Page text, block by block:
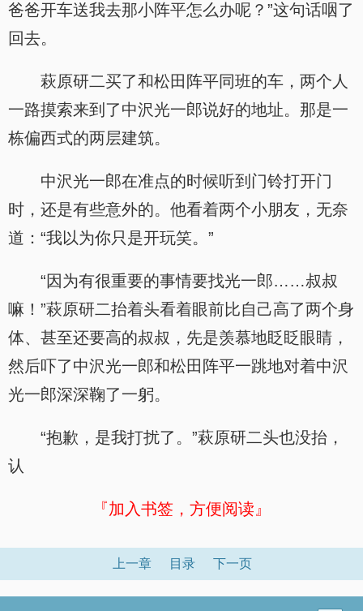
爸爸开车送我去那小阵平怎么办呢？”这句话咽了
回去。
萩原研二买了和松田阵平同班的车，两个人
一路摸索来到了中沢光一郎说好的地址。那是一
栋偏西式的两层建筑。
中沢光一郎在准点的时候听到门铃打开门
时，还是有些意外的。他看着两个小朋友，无奈
道：“我以为你只是开玩笑。”
“因为有很重要的事情要找光一郎……叔叔
嘛！”萩原研二抬着头看着眼前比自己高了两个身
体、甚至还要高的叔叔，先是羡慕地眨眨眼睛，
然后吓了中沢光一郎和松田阵平一跳地对着中沢
光一郎深深鞠了一躬。
“抱歉，是我打扰了。”萩原研二头也没抬，
认
『加入书签，方便阅读』
上一章 目录 下一页